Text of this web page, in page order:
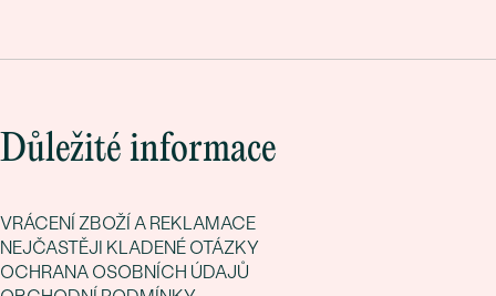
Důležité informace
VRÁCENÍ ZBOŽÍ A REKLAMACE
NEJČASTĚJI KLADENÉ OTÁZKY
OCHRANA OSOBNÍCH ÚDAJŮ